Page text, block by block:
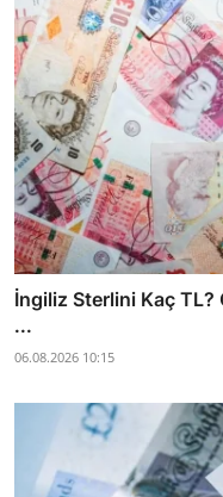
İngiliz Sterlini Kaç
...
06.08.2026 10:15